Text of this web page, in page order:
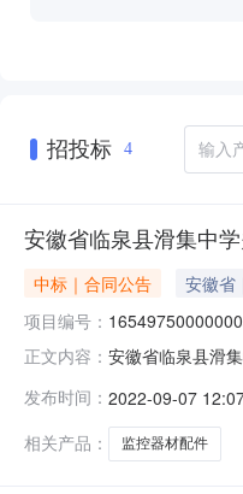
招投标 4
安徽省临泉县滑集中
中标｜合同公告
安徽省
项目编号：
正文内容： 安徽省临泉县滑
额(元)验收标准\
发布时间： 2022-09-07
相关产品：
监控器材配件